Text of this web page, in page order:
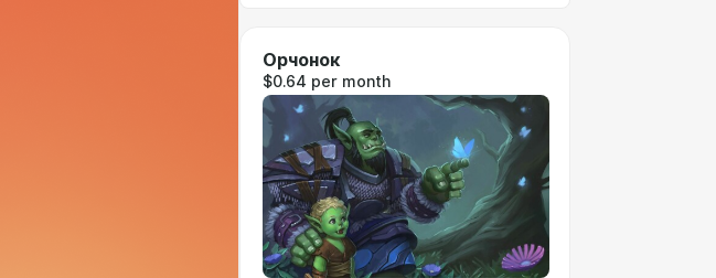
Орчонок
$0.64 per month